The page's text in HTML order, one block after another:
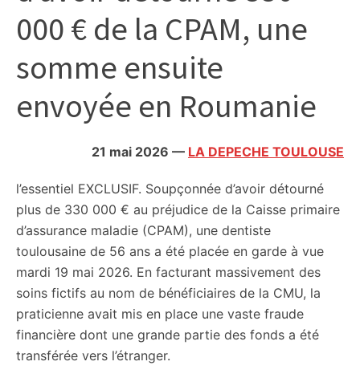
000 € de la CPAM, une
somme ensuite
envoyée en Roumanie
21 mai 2026 — LA DEPECHE TOULOUSE
l’essentiel EXCLUSIF. Soupçonnée d’avoir détourné
plus de 330 000 € au préjudice de la Caisse primaire
d’assurance maladie (CPAM), une dentiste
toulousaine de 56 ans a été placée en garde à vue
mardi 19 mai 2026. En facturant massivement des
soins fictifs au nom de bénéficiaires de la CMU, la
praticienne avait mis en place une vaste fraude
financière dont une grande partie des fonds a été
transférée vers l’étranger.